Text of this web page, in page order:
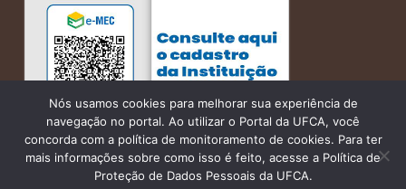
Nós usamos cookies para melhorar sua experiência de
navegação no portal. Ao utilizar o Portal da UFCA, você
concorda com a política de monitoramento de cookies. Para ter
mais informações sobre como isso é feito, acesse a Política de
Proteção de Dados Pessoais da UFCA.